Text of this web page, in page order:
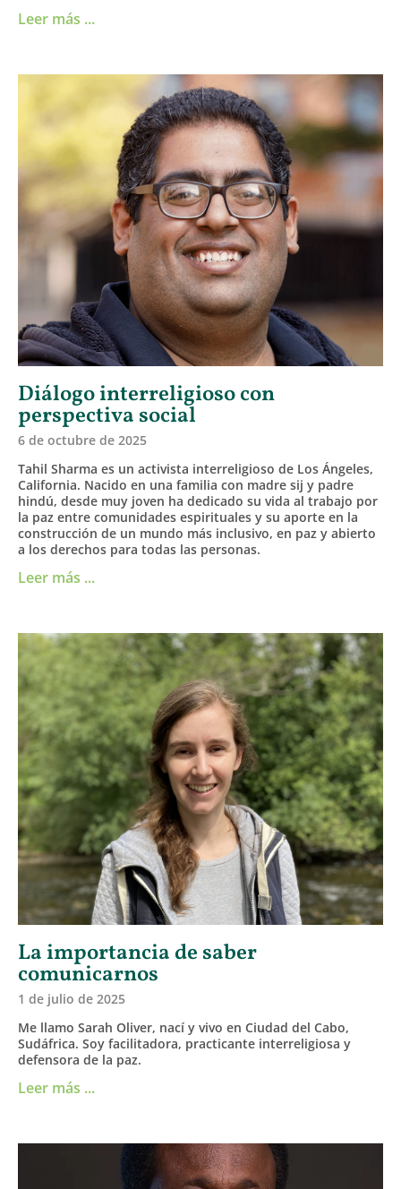
Leer más ...
Diálogo interreligioso con
perspectiva social
6 de octubre de 2025
Tahil Sharma es un activista interreligioso de Los Ángeles,
California. Nacido en una familia con madre sij y padre
hindú, desde muy joven ha dedicado su vida al trabajo por
la paz entre comunidades espirituales y su aporte en la
construcción de un mundo más inclusivo, en paz y abierto
a los derechos para todas las personas.
Leer más ...
La importancia de saber
comunicarnos
1 de julio de 2025
Me llamo Sarah Oliver, nací y vivo en Ciudad del Cabo,
Sudáfrica. Soy facilitadora, practicante interreligiosa y
defensora de la paz.
Leer más ...